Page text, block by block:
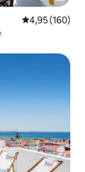
Priemerné
4,95 (160)